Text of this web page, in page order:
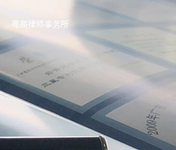
粤高律师事务所